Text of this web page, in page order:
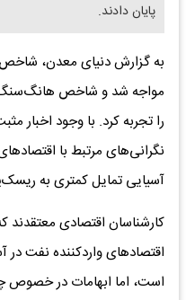
پایان دادند.
را تجربه کرد. با وجود اخبار
نگرانی‌های مرتبط با
آسیایی تمایل کمتری به
کارشناسان اقتصادی
اقتصادهای واردکننده نفت
است، اما ابهامات در خصوص